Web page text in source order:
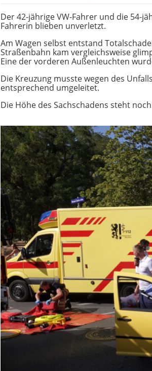
Der 42-jährige VW-Fahrer und die 54-
Fahrerin blieben unverletzt.
Am Wagen selbst entstand
Straßenbahn kam vergleichsweise
Eine der vorderen Außenleuchten
Die Kreuzung musste wegen des
entsprechend umgeleitet.
Die Höhe des Sachschadens steht